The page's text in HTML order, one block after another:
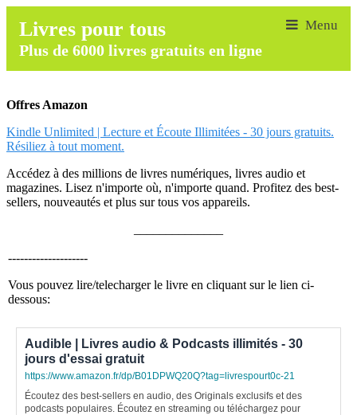
Livres pour tous
Plus de 6000 livres gratuits en ligne
Offres Amazon
Kindle Unlimited | Lecture et Écoute Illimitées - 30 jours gratuits.
Résiliez à tout moment.
Accédez à des millions de livres numériques, livres audio et
magazines. Lisez n'importe où, n'importe quand. Profitez des best-
sellers, nouveautés et plus sur tous vos appareils.
--------------------
Vous pouvez lire/telecharger le livre en cliquant sur le lien ci-
dessous:
Audible | Livres audio & Podcasts illimités - 30
jours d'essai gratuit
https://www.amazon.fr/dp/B01DPWQ20Q?tag=livrespourt0c-21
Écoutez des best-sellers en audio, des Originals exclusifs et des
podcasts populaires. Écoutez en streaming ou téléchargez pour